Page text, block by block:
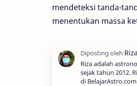
mendeteksi tanda-
menentukan massa
Riza adalah
sejak tahun 2012.
di